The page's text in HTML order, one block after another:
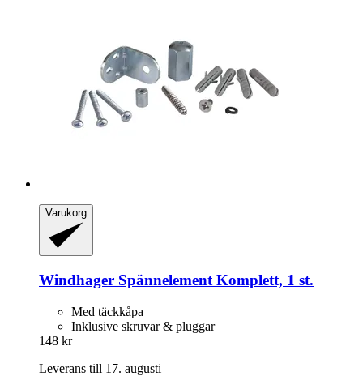
Varukorg
Windhager Spännelement Komplett, 1 st.
Med täckkåpa
Inklusive skruvar & pluggar
148 kr
Leverans till 17. augusti